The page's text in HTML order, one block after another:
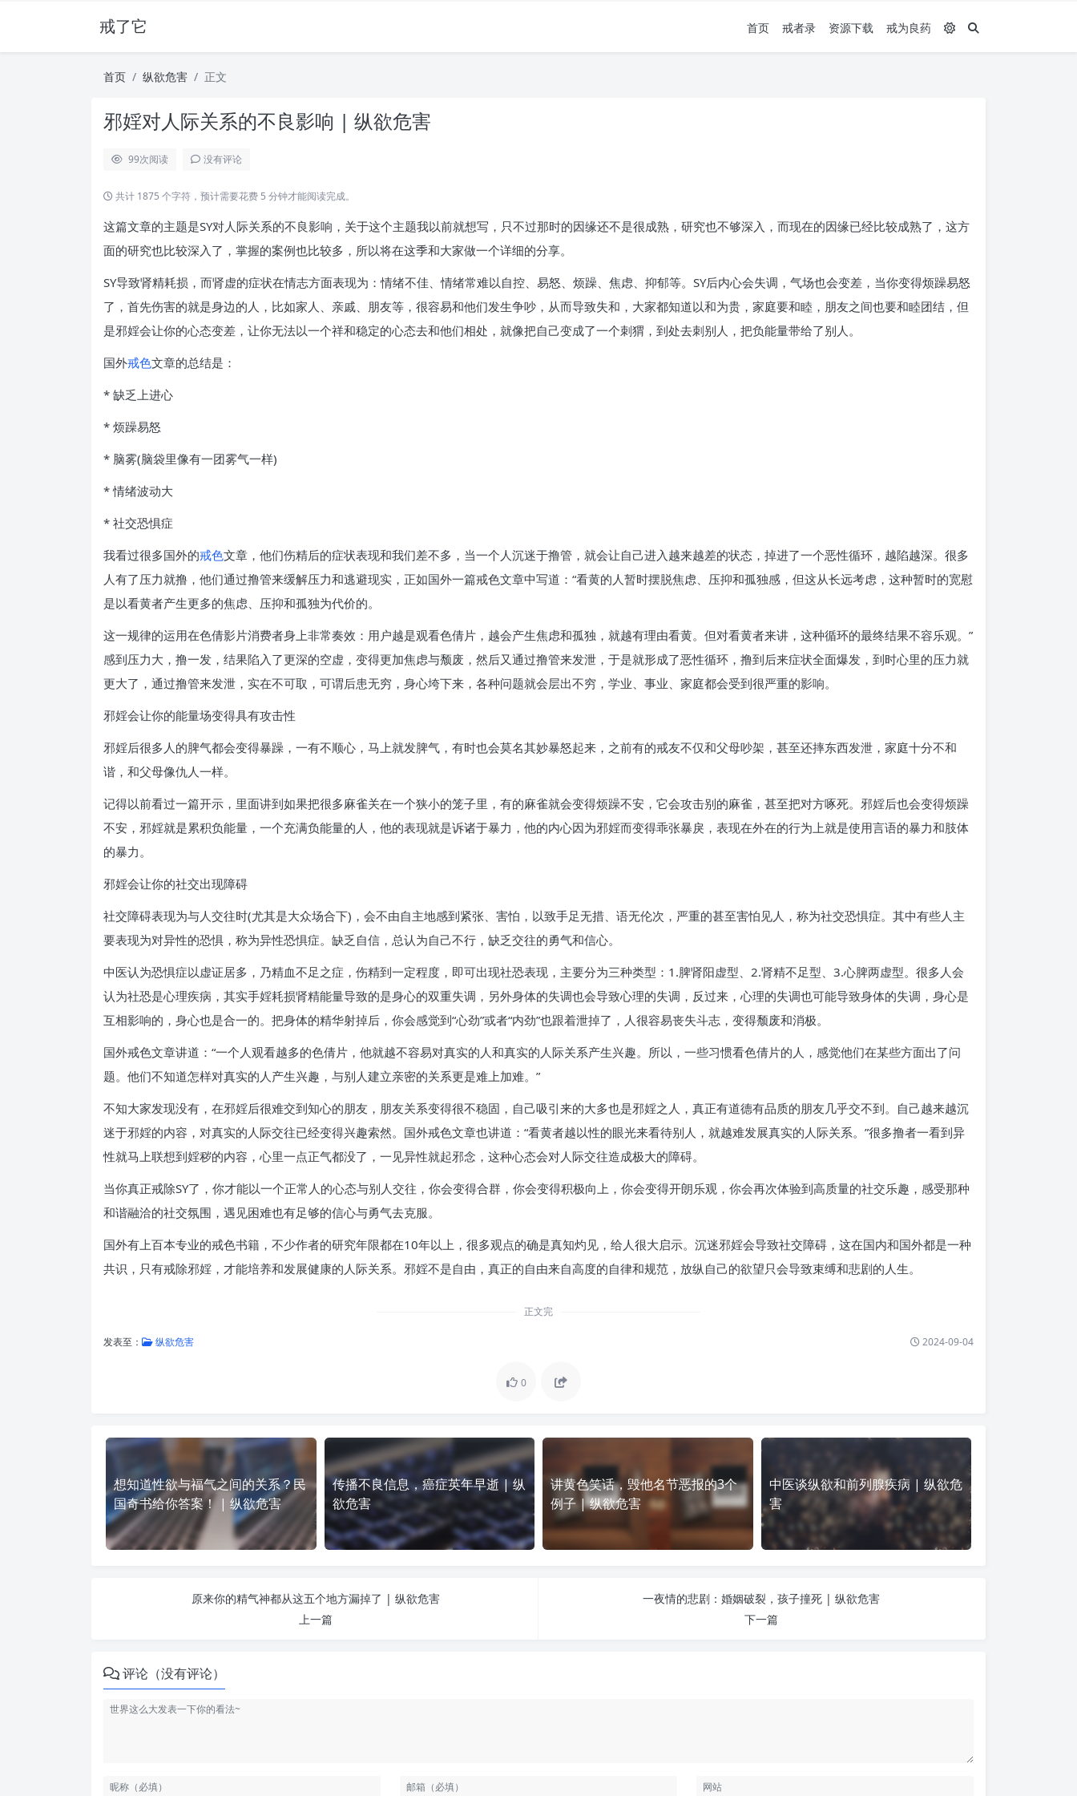
戒了它 首页 戒者录 资源下载 戒为良药
首页 纵欲危害 正文
邪婬对人际关系的不良影响 | 纵欲危害
99次阅读 没有评论
共计 1875 个字符，预计需要花费 5 分钟才能阅读完成。
这篇文章的主题是SY对人际关系的不良影响，关于这个主题我以前就想写，只不过那时的因缘还不是很成熟，研究也不够深入，而现在的因缘已经比较成熟了，这方
面的研究也比较深入了，掌握的案例也比较多，所以将在这季和大家做一个详细的分享。
SY导致肾精耗损，而肾虚的症状在情志方面表现为：情绪不佳、情绪常难以自控、易怒、烦躁、焦虑、抑郁等。SY后内心会失调，气场也会变差，当你变得烦躁易怒
了，首先伤害的就是身边的人，比如家人、亲戚、朋友等，很容易和他们发生争吵，从而导致失和，大家都知道以和为贵，家庭要和睦，朋友之间也要和睦团结，但
是邪婬会让你的心态变差，让你无法以一个祥和稳定的心态去和他们相处，就像把自己变成了一个刺猬，到处去刺别人，把负能量带给了别人。
国外戒色文章的总结是：
* 缺乏上进心
* 烦躁易怒
* 脑雾(脑袋里像有一团雾气一样)
* 情绪波动大
* 社交恐惧症
我看过很多国外的戒色文章，他们伤精后的症状表现和我们差不多，当一个人沉迷于撸管，就会让自己进入越来越差的状态，掉进了一个恶性循环，越陷越深。很多
人有了压力就撸，他们通过撸管来缓解压力和逃避现实，正如国外一篇戒色文章中写道：“看黄的人暂时摆脱焦虑、压抑和孤独感，但这从长远考虑，这种暂时的宽慰
是以看黄者产生更多的焦虑、压抑和孤独为代价的。
这一规律的运用在色倩影片消费者身上非常奏效：用户越是观看色倩片，越会产生焦虑和孤独，就越有理由看黄。但对看黄者来讲，这种循环的最终结果不容乐观。”
感到压力大，撸一发，结果陷入了更深的空虚，变得更加焦虑与颓废，然后又通过撸管来发泄，于是就形成了恶性循环，撸到后来症状全面爆发，到时心里的压力就
更大了，通过撸管来发泄，实在不可取，可谓后患无穷，身心垮下来，各种问题就会层出不穷，学业、事业、家庭都会受到很严重的影响。
邪婬会让你的能量场变得具有攻击性
邪婬后很多人的脾气都会变得暴躁，一有不顺心，马上就发脾气，有时也会莫名其妙暴怒起来，之前有的戒友不仅和父母吵架，甚至还摔东西发泄，家庭十分不和
谐，和父母像仇人一样。
记得以前看过一篇开示，里面讲到如果把很多麻雀关在一个狭小的笼子里，有的麻雀就会变得烦躁不安，它会攻击别的麻雀，甚至把对方啄死。邪婬后也会变得烦躁
不安，邪婬就是累积负能量，一个充满负能量的人，他的表现就是诉诸于暴力，他的内心因为邪婬而变得乖张暴戾，表现在外在的行为上就是使用言语的暴力和肢体
的暴力。
邪婬会让你的社交出现障碍
社交障碍表现为与人交往时(尤其是大众场合下)，会不由自主地感到紧张、害怕，以致手足无措、语无伦次，严重的甚至害怕见人，称为社交恐惧症。其中有些人主
要表现为对异性的恐惧，称为异性恐惧症。缺乏自信，总认为自己不行，缺乏交往的勇气和信心。
中医认为恐惧症以虚证居多，乃精血不足之症，伤精到一定程度，即可出现社恐表现，主要分为三种类型：1.脾肾阳虚型、2.肾精不足型、3.心脾两虚型。很多人会
认为社恐是心理疾病，其实手婬耗损肾精能量导致的是身心的双重失调，另外身体的失调也会导致心理的失调，反过来，心理的失调也可能导致身体的失调，身心是
互相影响的，身心也是合一的。把身体的精华射掉后，你会感觉到“心劲”或者“内劲”也跟着泄掉了，人很容易丧失斗志，变得颓废和消极。
国外戒色文章讲道：“一个人观看越多的色倩片，他就越不容易对真实的人和真实的人际关系产生兴趣。所以，一些习惯看色倩片的人，感觉他们在某些方面出了问
题。他们不知道怎样对真实的人产生兴趣，与别人建立亲密的关系更是难上加难。”
不知大家发现没有，在邪婬后很难交到知心的朋友，朋友关系变得很不稳固，自己吸引来的大多也是邪婬之人，真正有道德有品质的朋友几乎交不到。自己越来越沉
迷于邪婬的内容，对真实的人际交往已经变得兴趣索然。国外戒色文章也讲道：“看黄者越以性的眼光来看待别人，就越难发展真实的人际关系。”很多撸者一看到异
性就马上联想到婬秽的内容，心里一点正气都没了，一见异性就起邪念，这种心态会对人际交往造成极大的障碍。
当你真正戒除SY了，你才能以一个正常人的心态与别人交往，你会变得合群，你会变得积极向上，你会变得开朗乐观，你会再次体验到高质量的社交乐趣，感受那种
和谐融洽的社交氛围，遇见困难也有足够的信心与勇气去克服。
国外有上百本专业的戒色书籍，不少作者的研究年限都在10年以上，很多观点的确是真知灼见，给人很大启示。沉迷邪婬会导致社交障碍，这在国内和国外都是一种
共识，只有戒除邪婬，才能培养和发展健康的人际关系。邪婬不是自由，真正的自由来自高度的自律和规范，放纵自己的欲望只会导致束缚和悲剧的人生。
正文完
发表至： 纵欲危害 2024-09-04
0
想知道性欲与福气之间的关系？民
国奇书给你答案！ | 纵欲危害
传播不良信息，癌症英年早逝 | 纵
欲危害
讲黄色笑话，毁他名节恶报的3个
例子 | 纵欲危害
中医谈纵欲和前列腺疾病 | 纵欲危
害
原来你的精气神都从这五个地方漏掉了 | 纵欲危害
上一篇
一夜情的悲剧：婚姻破裂，孩子撞死 | 纵欲危害
下一篇
评论（没有评论）